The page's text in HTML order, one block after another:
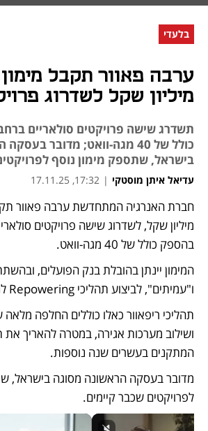
בלעדי
מיליון שקל לשדרוג
תשדרג שישה פרויקטים סולאריים
כולל של 40 מגה-וואט; מדובר
בישראל, שתספק מימון נוסף
עדיאל איתן מוסטקי |
17:32, 17.11.25
בהספק כולל של 40 מגה-וואט.
ו"עמיתים", לביצוע תהליכי Repowering למתקנים.
המתקנים בעשרים שנה נוספות.
לפרויקטים שכבר קיימים.